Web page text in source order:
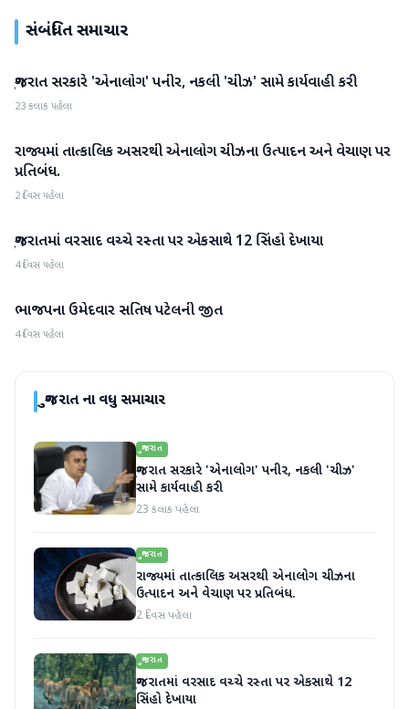
સંબંધિત સમાચાર
ગુજરાત ગુજરાત સરકારે 'એનાલોગ' પનીર, નકલી 'ચીઝ' સામે કાર્યવાહી કરી
23 કલાક પહેલા
ગુજરાત
રાજ્યમાં તાત્કાલિક અસરથી એનાલોગ ચીઝના ઉત્પાદન અને વેચાણ પર
પ્રતિબંધ.
2 દિવસ પહેલા
ગુજરાત
ગુજરાતમાં વરસાદ વચ્ચે રસ્તા પર એકસાથે 12 સિંહો દેખાયા
4 દિવસ પહેલા
ગુજરાત
ભાજપના ઉમેદવાર સતિષ પટેલની જીત
4 દિવસ પહેલા
ગુજરાતના વધુ સમાચાર
ગુજરાત
ગુજરાત સરકારે 'એનાલોગ' પનીર, નકલી 'ચીઝ'
સામે કાર્યવાહી કરી
23 કલાક પહેલા
ગુજરાત
રાજ્યમાં તાત્કાલિક અસરથી એનાલોગ ચીઝના
ઉત્પાદન અને વેચાણ પર પ્રતિબંધ.
2 દિવસ પહેલા
ગુજરાત
ગુજરાતમાં વરસાદ વચ્ચે રસ્તા પર એકસાથે 12
સિંહો દેખાયા